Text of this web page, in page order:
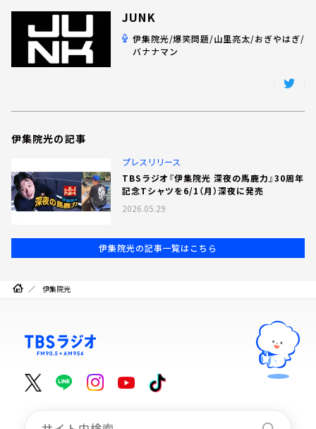
JUNK
伊集院光/爆笑問題/山里亮太/おぎやはぎ/
バナナマン
伊集院光の記事
プレスリリース
TBSラジオ『伊集院光 深夜の馬鹿力』30周年
記念Tシャツを6/1（月）深夜に発売
2026.05.29
伊集院光の記事一覧はこちら
伊集院光